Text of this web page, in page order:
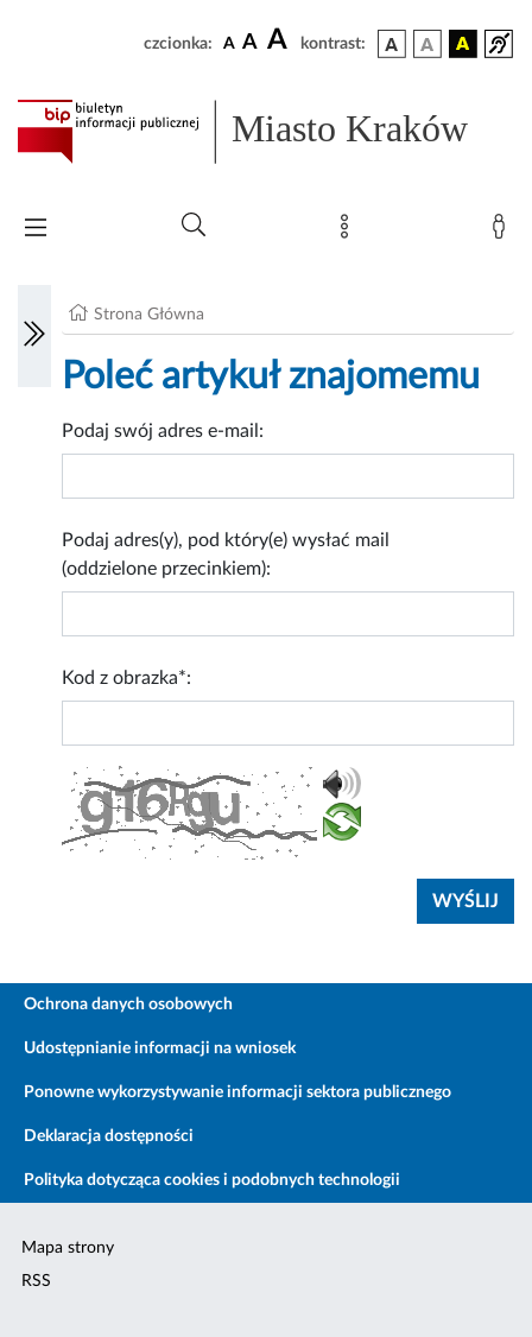
czcionka: A A A kontrast:
Miasto Kraków
Strona Główna
Poleć artykuł znajomemu
Podaj swój adres e-mail:
Podaj adres(y), pod który(e) wysłać mail
(oddzielone przecinkiem):
Kod z obrazka*:
Ochrona danych osobowych
Udostępnianie informacji na wniosek
Ponowne wykorzystywanie informacji sektora publicznego
Deklaracja dostępności
Polityka dotycząca cookies i podobnych technologii
Mapa strony
RSS